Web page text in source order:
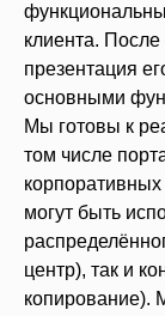
клиента.
презентация
основными
Мы готовы к
том числе
могут быть
центр), так и
копирование).